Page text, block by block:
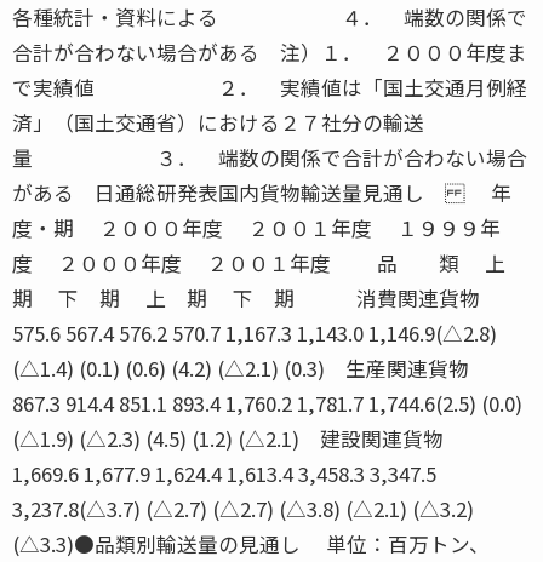
各種統計・資料による ４． 端数の関係で
合計が合わない場合がある 注）１． ２０００年度ま
で実績値 ２． 実績値は「国土交通月例経
済」（国土交通省）における２７社分の輸送
量 ３． 端数の関係で合計が合わない場合
がある 日通総研発表国内貨物輸送量見通し 年
度・期 ２０００年度 ２００１年度 １９９９年
度 ２０００年度 ２００１年度 品 類 上
期 下 期 上 期 下 期 消費関連貨物
575.6 567.4 576.2 570.7 1,167.3 1,143.0 1,146.9(△2.8)
(△1.4) (0.1) (0.6) (4.2) (△2.1) (0.3) 生産関連貨物
867.3 914.4 851.1 893.4 1,760.2 1,781.7 1,744.6(2.5) (0.0)
(△1.9) (△2.3) (4.5) (1.2) (△2.1) 建設関連貨物
1,669.6 1,677.9 1,624.4 1,613.4 3,458.3 3,347.5
3,237.8(△3.7) (△2.7) (△2.7) (△3.8) (△2.1) (△3.2)
(△3.3)●品類別輸送量の見通し 単位：百万トン、